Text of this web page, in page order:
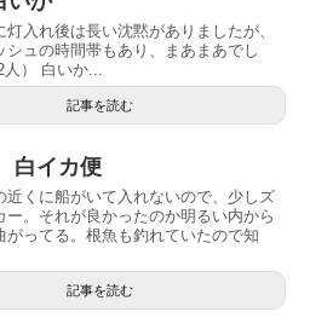
灯入れ後は長い沈黙がありましたが、
シュの時間帯もあり、まあまあでし
） 白いか...
記事を読む
白イカ便
近くに船がいて入れないので、少しズ
ー。それが良かったのか明るい内から
がってる。根魚も釣れていたので知
記事を読む